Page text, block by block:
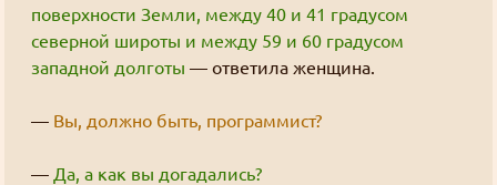
поверхности Земли, между 40 и 41 градусом
северной широты и между 59 и 60 градусом
западной долготы — ответила женщина.
— Вы, должно быть, программист?
— Да, а как вы догадались?
((╬ಠิ﹏ಠิ))
Goury:
d41d-4e59-846f-1848412e14f2
Нам нужно больше голосований